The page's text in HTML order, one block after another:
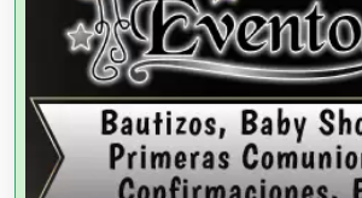
Agencias de Modelos
Agencias de Publicidad